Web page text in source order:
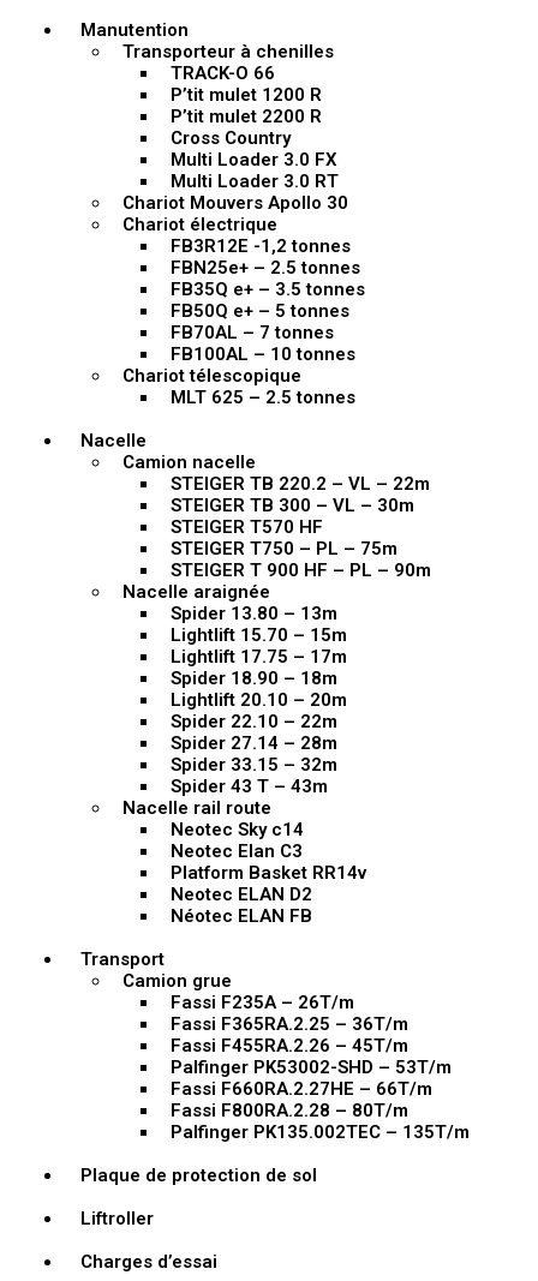
Manutention
Transporteur à chenilles
TRACK-O 66
P’tit mulet 1200 R
P’tit mulet 2200 R
Cross Country
Multi Loader 3.0 FX
Multi Loader 3.0 RT
Chariot Mouvers Apollo 30
Chariot électrique
FB3R12E -1,2 tonnes
FBN25e+ – 2.5 tonnes
FB35Q e+ – 3.5 tonnes
FB50Q e+ – 5 tonnes
FB70AL – 7 tonnes
FB100AL – 10 tonnes
Chariot télescopique
MLT 625 – 2.5 tonnes
Nacelle
Camion nacelle
STEIGER TB 220.2 – VL – 22m
STEIGER TB 300 – VL – 30m
STEIGER T570 HF
STEIGER T750 – PL – 75m
STEIGER T 900 HF – PL – 90m
Nacelle araignée
Spider 13.80 – 13m
Lightlift 15.70 – 15m
Lightlift 17.75 – 17m
Spider 18.90 – 18m
Lightlift 20.10 – 20m
Spider 22.10 – 22m
Spider 27.14 – 28m
Spider 33.15 – 32m
Spider 43 T – 43m
Nacelle rail route
Neotec Sky c14
Neotec Elan C3
Platform Basket RR14v
Neotec ELAN D2
Néotec ELAN FB
Transport
Camion grue
Fassi F235A – 26T/m
Fassi F365RA.2.25 – 36T/m
Fassi F455RA.2.26 – 45T/m
Palfinger PK53002-SHD – 53T/m
Fassi F660RA.2.27HE – 66T/m
Fassi F800RA.2.28 – 80T/m
Palfinger PK135.002TEC – 135T/m
Plaque de protection de sol
Liftroller
Charges d’essai